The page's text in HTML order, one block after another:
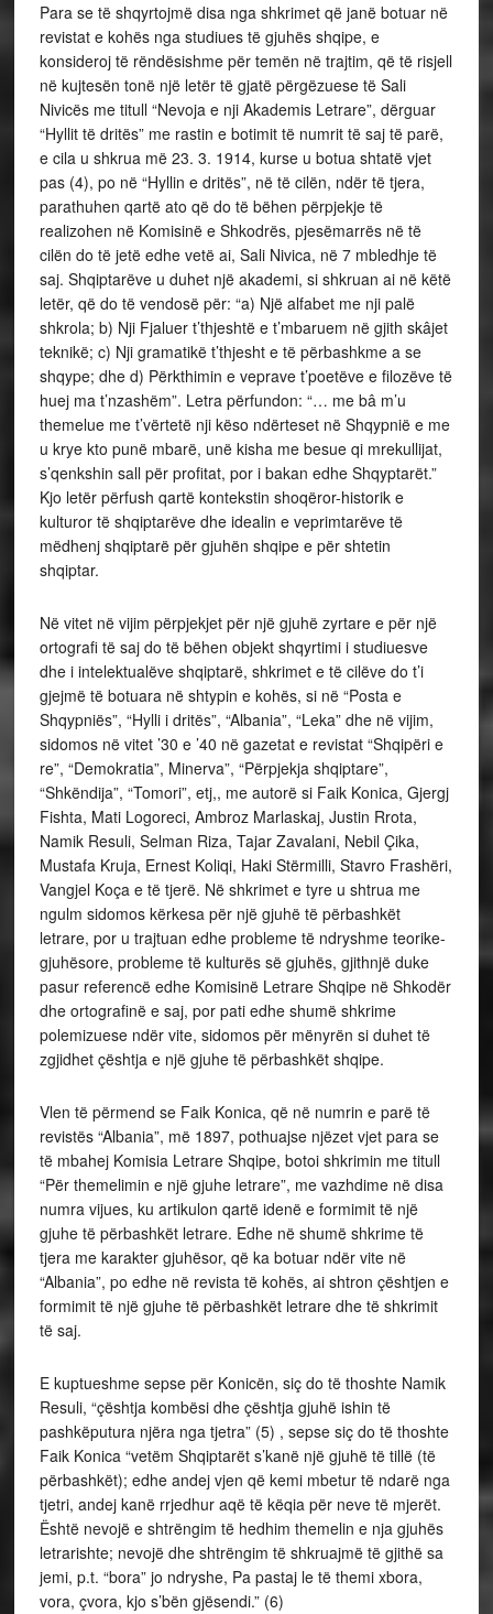
Para se të shqyrtojmë disa nga shkrimet që janë botuar në
revistat e kohës nga studiues të gjuhës shqipe, e
konsideroj të rëndësishme për temën në trajtim, që të risjell
në kujtesën tonë një letër të gjatë përgëzuese të Sali
Nivicës me titull “Nevoja e nji Akademis Letrare”, dërguar
“Hyllit të dritës” me rastin e botimit të numrit të saj të parë,
e cila u shkrua më 23. 3. 1914, kurse u botua shtatë vjet
pas (4), po në “Hyllin e dritës”, në të cilën, ndër të tjera,
parathuhen qartë ato që do të bëhen përpjekje të
realizohen në Komisinë e Shkodrës, pjesëmarrës në të
cilën do të jetë edhe vetë ai, Sali Nivica, në 7 mbledhje të
saj. Shqiptarëve u duhet një akademi, si shkruan ai në këtë
letër, që do të vendosë për: “a) Një alfabet me nji palë
shkrola; b) Nji Fjaluer t’thjeshtë e t’mbaruem në gjith skâjet
teknikë; c) Nji gramatikë t’thjesht e të përbashkme a se
shqype; dhe d) Përkthimin e veprave t’poetëve e filozëve të
huej ma t’nzashëm”. Letra përfundon: “… me bâ m’u
themelue me t’vërtetë nji këso ndërteset në Shqypnië e me
u krye kto punë mbarë, unë kisha me besue qi mrekullijat,
s’qenkshin sall për profitat, por i bakan edhe Shqyptarët.”
Kjo letër përfush qartë kontekstin shoqëror-historik e
kulturor të shqiptarëve dhe idealin e veprimtarëve të
mëdhenj shqiptarë për gjuhën shqipe e për shtetin
shqiptar.
Në vitet në vijim përpjekjet për një gjuhë zyrtare e për një
ortografi të saj do të bëhen objekt shqyrtimi i studiuesve
dhe i intelektualëve shqiptarë, shkrimet e të cilëve do t’i
gjejmë të botuara në shtypin e kohës, si në “Posta e
Shqypniës”, “Hylli i dritës”, “Albania”, “Leka” dhe në vijim,
sidomos në vitet ’30 e ’40 në gazetat e revistat “Shqipëri e
re”, “Demokratia”, Minerva”, “Përpjekja shqiptare”,
“Shkëndija”, “Tomori”, etj,, me autorë si Faik Konica, Gjergj
Fishta, Mati Logoreci, Ambroz Marlaskaj, Justin Rrota,
Namik Resuli, Selman Riza, Tajar Zavalani, Nebil Çika,
Mustafa Kruja, Ernest Koliqi, Haki Stërmilli, Stavro Frashëri,
Vangjel Koça e të tjerë. Në shkrimet e tyre u shtrua me
ngulm sidomos kërkesa për një gjuhë të përbashkët
letrare, por u trajtuan edhe probleme të ndryshme teorike-
gjuhësore, probleme të kulturës së gjuhës, gjithnjë duke
pasur referencë edhe Komisinë Letrare Shqipe në Shkodër
dhe ortografinë e saj, por pati edhe shumë shkrime
polemizuese ndër vite, sidomos për mënyrën si duhet të
zgjidhet çështja e një gjuhe të përbashkët shqipe.
Vlen të përmend se Faik Konica, që në numrin e parë të
revistës “Albania”, më 1897, pothuajse njëzet vjet para se
të mbahej Komisia Letrare Shqipe, botoi shkrimin me titull
“Për themelimin e një gjuhe letrare”, me vazhdime në disa
numra vijues, ku artikulon qartë idenë e formimit të një
gjuhe të përbashkët letrare. Edhe në shumë shkrime të
tjera me karakter gjuhësor, që ka botuar ndër vite në
“Albania”, po edhe në revista të kohës, ai shtron çështjen e
formimit të një gjuhe të përbashkët letrare dhe të shkrimit
të saj.
E kuptueshme sepse për Konicën, siç do të thoshte Namik
Resuli, “çështja kombësi dhe çështja gjuhë ishin të
pashkëputura njëra nga tjetra” (5) , sepse siç do të thoshte
Faik Konica “vetëm Shqiptarët s’kanë një gjuhë të tillë (të
përbashkët); edhe andej vjen që kemi mbetur të ndarë nga
tjetri, andej kanë rrjedhur aqë të këqia për neve të mjerët.
Është nevojë e shtrëngim të hedhim themelin e nja gjuhës
letrarishte; nevojë dhe shtrëngim të shkruajmë të gjithë sa
jemi, p.t. “bora” jo ndryshe, Pa pastaj le të themi xbora,
vora, çvora, kjo s’bën gjësendi.” (6)